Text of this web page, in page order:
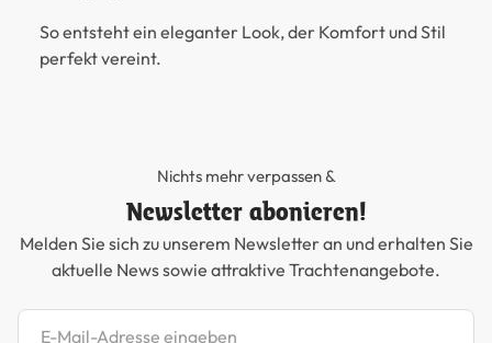
So entsteht ein eleganter Look, der Komfort und Stil
perfekt vereint.
Nichts mehr verpassen &
Newsletter abonieren!
Melden Sie sich zu unserem Newsletter an und erhalten Sie
aktuelle News sowie attraktive Trachtenangebote.
Newsletter abonnieren